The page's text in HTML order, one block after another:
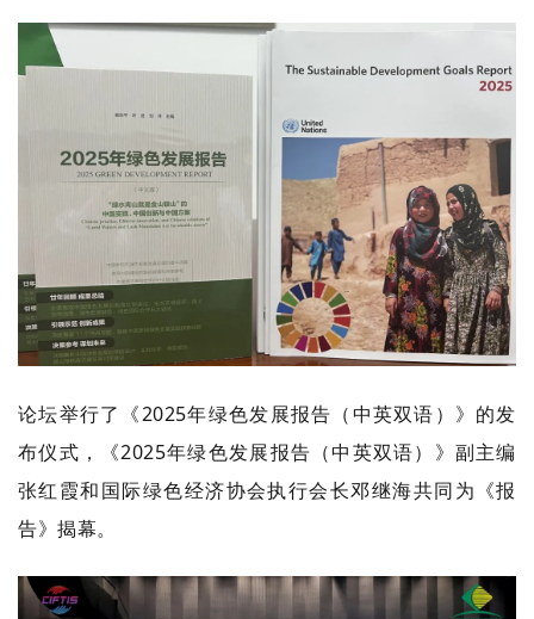
论坛举行了《2025年绿色发展报告（中英双语）》的发
布仪式，《2025年绿色发展报告（中英双语）》副主编
张红霞和国际绿色经济协会执行会长邓继海共同为《报
告》揭幕。